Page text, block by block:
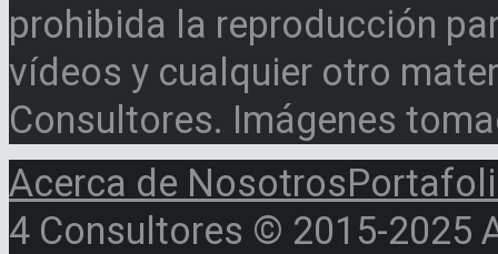
prohibida la reproducción
vídeos y cualquier otro
Consultores. Imágenes
Acerca de Nosotros
4 Consultores © 2015-2025